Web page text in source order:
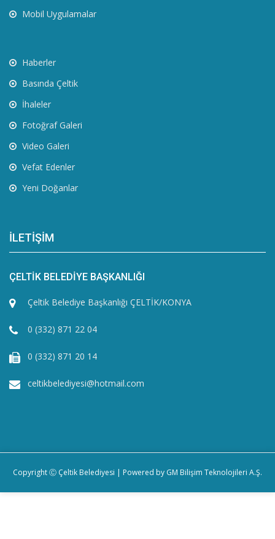
Mobil Uygulamalar
Haberler
Basında Çeltik
İhaleler
Fotoğraf Galeri
Video Galeri
Vefat Edenler
Yeni Doğanlar
İLETİŞİM
ÇELTİK BELEDİYE BAŞKANLIĞI
Çeltik Belediye Başkanlığı ÇELTİK/KONYA
0 (332) 871 22 04
0 (332) 871 20 14
celtikbelediyesi@hotmail.com
Copyright Ⓒ Çeltik Belediyesi | Powered by GM Bilişim Teknolojileri A.Ş.